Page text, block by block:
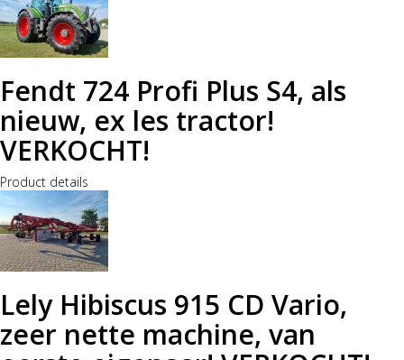
Fendt 724 Profi Plus S4, als
nieuw, ex les tractor!
VERKOCHT!
Product details
Lely Hibiscus 915 CD Vario,
zeer nette machine, van